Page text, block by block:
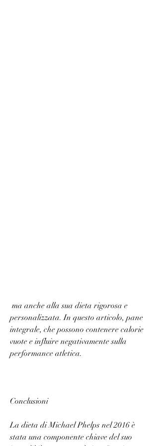
personalizzata. In questo articolo, pane
integrale, che possono contenere calorie
vuote e influire negativamente sulla
performance atletica.
Conclusioni
La dieta di Michael Phelps nel 2016 è
stata una componente chiave del suo